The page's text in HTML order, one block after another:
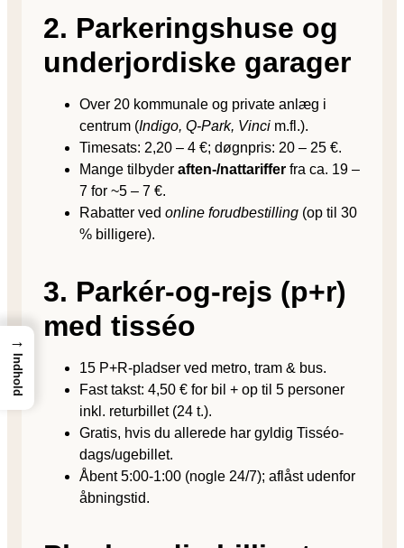
2. Parkeringshuse og
underjordiske garager
Over 20 kommunale og private anlæg i
centrum (Indigo, Q-Park, Vinci m.fl.).
Timesats: 2,20 – 4 €; døgnpris: 20 – 25 €.
Mange tilbyder aften-/nattariffer fra ca. 19 –
7 for ~5 – 7 €.
Rabatter ved online forudbestilling (op til 30
% billigere).
3. Parkér-og-rejs (p+r)
med tisséo
15 P+R-pladser ved metro, tram & bus.
Fast takst: 4,50 € for bil + op til 5 personer
inkl. returbillet (24 t.).
Gratis, hvis du allerede har gyldig Tisséo-
dags/ugebillet.
Åbent 5:00-1:00 (nogle 24/7); aflåst udenfor
åbningstid.
→
Indhold